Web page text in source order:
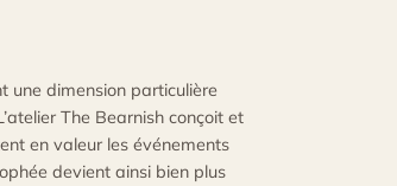
une dimension particulière
The Bearnish conçoit et
en valeur les événements
devient ainsi bien plus